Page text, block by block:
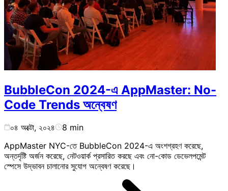
BubbleCon 2024-এ AppMaster: No-
Code Trends অন্বেষণ
০৪ অক্টো, ২০২৪ 8 min
AppMaster NYC-তে BubbleCon 2024-এ অংশগ্রহণ করেছে,
অন্তর্দৃষ্টি অর্জন করেছে, নেটওয়ার্ক প্রসারিত করছে এবং নো-কোড ডেভেলপমেন্ট
স্পেসে উদ্ভাবন চালানোর সুযোগ অন্বেষণ করেছে।